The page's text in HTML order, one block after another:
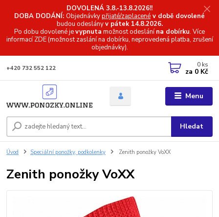
DOVOLENÁ 3.8.-13.8.2026!!
DOBA DODÁNÍ: Objednávkypřijaté/zaplacené v době dovolené
budou odeslányv pátek 14.8.2026.
Po dobu dovolené jevypnuta možnost odeslánína dobírku. Více
informacíZDE (možnost zaslání na dobírku, neprovedená platba, zrušení
objednávky).
Menu
Hledat
+420 732 552 122 0 ks
za 0 Kč
Úvod Speciální ponožky, podkolenky Zenith ponožky VoXX
Zenith ponožky VoXX